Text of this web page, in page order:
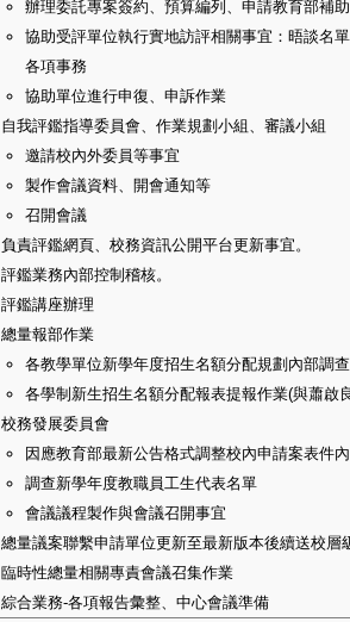
辦理委託專案簽約、預算編列、申請教育部補
協助受評單位執行實地訪評相關事宜：晤談名
各項事務
協助單位進行申復、申訴作業
自我評鑑指導委員會、作業規劃小組、審議小組
邀請校內外委員等事宜
製作會議資料、開會通知等
召開會議
負責評鑑網頁、校務資訊公開平台更新事宜。
評鑑業務內部控制稽核。
評鑑講座辦理
總量報部作業
各教學單位新學年度招生名額分配規劃內部調
各學制新生招生名額分配報表提報作業(與蕭啟
校務發展委員會
因應教育部最新公告格式調整校內申請案表件
調查新學年度教職員工生代表名單
會議議程製作與會議召開事宜
總量議案聯繫申請單位更新至最新版本後續送校層
臨時性總量相關專責會議召集作業
綜合業務-各項報告彙整、中心會議準備